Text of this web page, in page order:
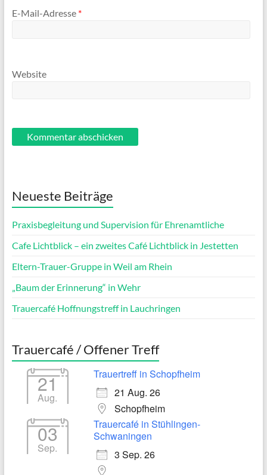
E-Mail-Adresse *
Website
Neueste Beiträge
Praxisbegleitung und Supervision für Ehrenamtliche
Cafe Lichtblick – ein zweites Café Lichtblick in Jestetten
Eltern-Trauer-Gruppe in Weil am Rhein
„Baum der Erinnerung“ in Wehr
Trauercafé Hoffnungstreff in Lauchringen
Trauercafé / Offener Treff
21
Aug.
Trauertreff in Schopfheim
21 Aug. 26
Schopfheim
03
Sep.
Trauercafé in Stühlingen-
Schwaningen
3 Sep. 26